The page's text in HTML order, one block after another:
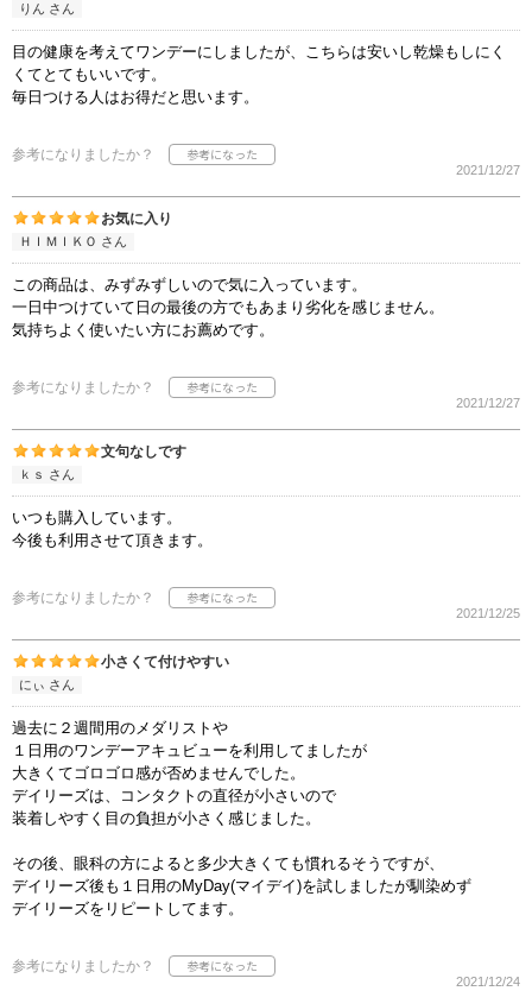
りん さん
目の健康を考えてワンデーにしましたが、こちらは安いし乾燥もしにく
くてとてもいいです。
毎日つける人はお得だと思います。
参考になりましたか？
2021/12/27
お気に入り
ＨＩＭＩＫＯ さん
この商品は、みずみずしいので気に入っています。
一日中つけていて日の最後の方でもあまり劣化を感じません。
気持ちよく使いたい方にお薦めです。
参考になりましたか？
2021/12/27
文句なしです
ｋｓ さん
いつも購入しています。
今後も利用させて頂きます。
参考になりましたか？
2021/12/25
小さくて付けやすい
にぃ さん
過去に２週間用のメダリストや
１日用のワンデーアキュビューを利用してましたが
大きくてゴロゴロ感が否めませんでした。
デイリーズは、コンタクトの直径が小さいので
装着しやすく目の負担が小さく感じました。
その後、眼科の方によると多少大きくても慣れるそうですが、
デイリーズ後も１日用のMyDay(マイデイ)を試しましたが馴染めず
デイリーズをリピートしてます。
参考になりましたか？
2021/12/24